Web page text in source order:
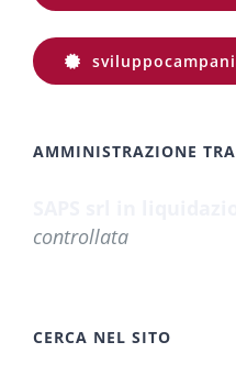
AMMINISTRAZIONE
controllata
CERCA NEL SITO